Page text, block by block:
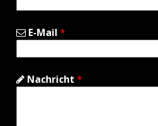
E-Mail *
Nachricht *